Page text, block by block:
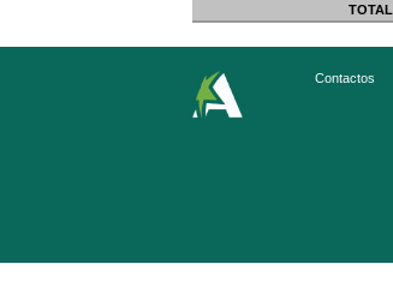
TOTAL
Contactos